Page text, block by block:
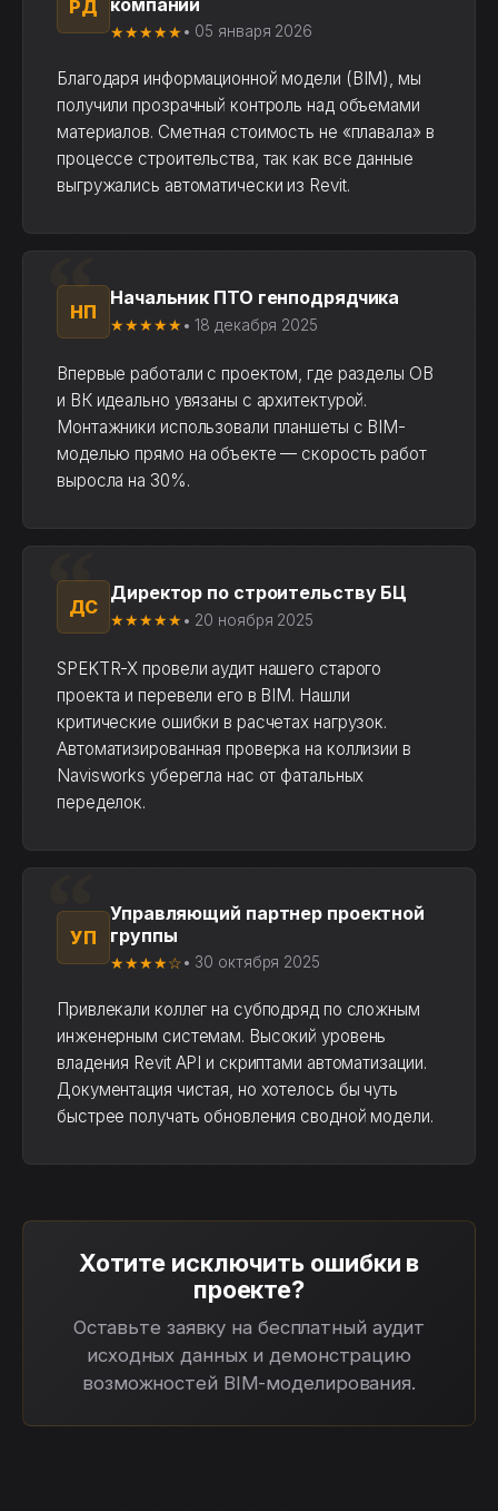
РД
★★★★★ • 05 января 2026
Благодаря информационной модели (BIM), мы
получили прозрачный контроль над объемами
материалов. Сметная стоимость не «плавала» в
процессе строительства, так как все данные
выгружались автоматически из Revit.
НП
Начальник ПТО генподрядчика
★★★★★ • 18 декабря 2025
Впервые работали с проектом, где разделы ОВ
и ВК идеально увязаны с архитектурой.
Монтажники использовали планшеты с BIM-
моделью прямо на объекте — скорость работ
выросла на 30%.
ДС
Директор по строительству БЦ
★★★★★ • 20 ноября 2025
SPEKTR-X провели аудит нашего старого
проекта и перевели его в BIM. Нашли
критические ошибки в расчетах нагрузок.
Автоматизированная проверка на коллизии в
Navisworks уберегла нас от фатальных
переделок.
УП
Управляющий партнер проектной
группы
★★★★☆ • 30 октября 2025
Привлекали коллег на субподряд по сложным
инженерным системам. Высокий уровень
владения Revit API и скриптами автоматизации.
Документация чистая, но хотелось бы чуть
быстрее получать обновления сводной модели.
Хотите исключить ошибки в
проекте?
Оставьте заявку на бесплатный аудит
исходных данных и демонстрацию
возможностей BIM-моделирования.